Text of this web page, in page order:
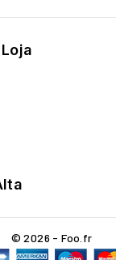
© 2026 - Foo.fr